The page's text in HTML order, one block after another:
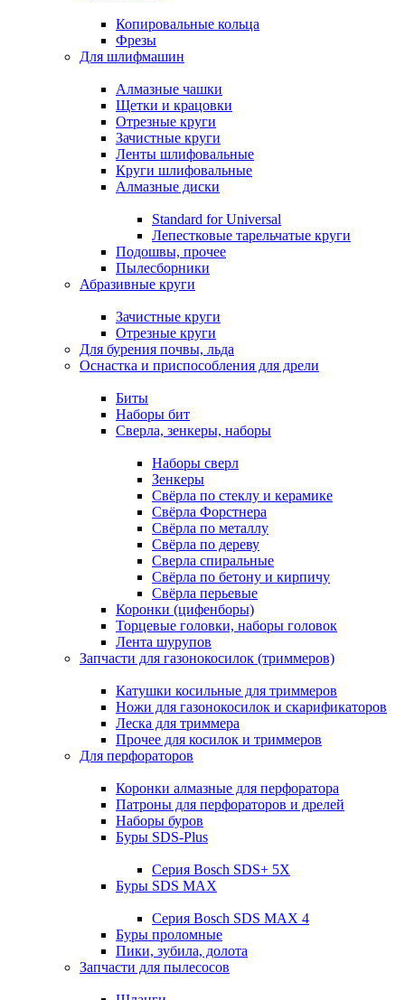
Копировальные кольца
Фрезы
Для шлифмашин
Алмазные чашки
Щетки и крацовки
Отрезные круги
Зачистные круги
Ленты шлифовальные
Круги шлифовальные
Алмазные диски
Standard for Universal
Лепестковые тарельчатые круги
Подошвы, прочее
Пылесборники
Абразивные круги
Зачистные круги
Отрезные круги
Для бурения почвы, льда
Оснастка и приспособления для дрели
Биты
Наборы бит
Сверла, зенкеры, наборы
Наборы сверл
Зенкеры
Свёрла по стеклу и керамике
Свёрла Форстнера
Свёрла по металлу
Свёрла по дереву
Сверла спиральные
Свёрла по бетону и кирпичу
Свёрла перьевые
Коронки (цифенборы)
Торцевые головки, наборы головок
Лента шурупов
Запчасти для газонокосилок (триммеров)
Катушки косильные для триммеров
Ножи для газонокосилок и скарификаторов
Леска для триммера
Прочее для косилок и триммеров
Для перфораторов
Коронки алмазные для перфоратора
Патроны для перфораторов и дрелей
Наборы буров
Буры SDS-Plus
Серия Bosch SDS+ 5X
Буры SDS MAX
Серия Bosch SDS MAX 4
Буры проломные
Пики, зубила, долота
Запчасти для пылесосов